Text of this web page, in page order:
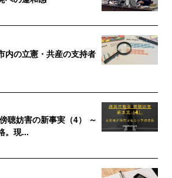
内の立憲・共産の支持者
聴妨害の新事実（4） ～
。現...